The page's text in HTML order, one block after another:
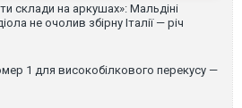
склади на аркушах»: Мальдіні
не очолив збірну Італії — річ
1 для високобілкового перекусу —